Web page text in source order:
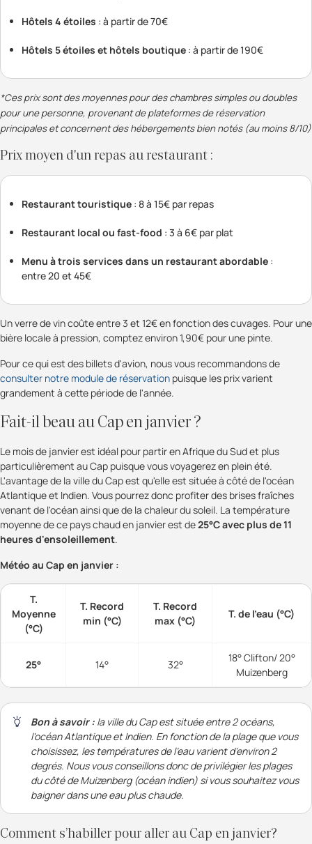
Hôtels 4 étoiles : à partir de 70€
Hôtels 5 étoiles et hôtels boutique : à partir de 190€
*Ces prix sont des moyennes pour des chambres simples ou doubles
pour une personne, provenant de plateformes de réservation
principales et concernent des hébergements bien notés (au moins 8/10)
Prix moyen d'un repas au restaurant :
Restaurant touristique : 8 à 15€ par repas
Restaurant local ou fast-food : 3 à 6€ par plat
Menu à trois services dans un restaurant abordable :
entre 20 et 45€
Un verre de vin coûte entre 3 et 12€ en fonction des cuvages. Pour une
bière locale à pression, comptez environ 1,90€ pour une pinte.
Pour ce qui est des billets d'avion, nous vous recommandons de
consulter notre module de réservation puisque les prix varient
grandement à cette période de l'année.
Fait-il beau au Cap en janvier ?
Le mois de janvier est idéal pour partir en Afrique du Sud et plus
particulièrement au Cap puisque vous voyagerez en plein été.
L'avantage de la ville du Cap est qu'elle est située à côté de l'océan
Atlantique et Indien. Vous pourrez donc profiter des brises fraîches
venant de l'océan ainsi que de la chaleur du soleil. La température
moyenne de ce pays chaud en janvier est de25°C avec plus de 11
heures d'ensoleillement.
Météo au Cap en janvier :
T.
Moyenne
(°C)
T. Record
min (°C)
T. Record
max (°C)
T. de l'eau (°C)
25° 14° 32°
18° Clifton/ 20°
Muizenberg
Bon à savoir : la ville du Cap est située entre 2 océans,
l'océan Atlantique et Indien. En fonction de la plage que vous
choisissez, les températures de l'eau varient d'environ 2
degrés. Nous vous conseillons donc de privilégier les plages
du côté de Muizenberg (océan indien) si vous souhaitez vous
baigner dans une eau plus chaude.
Comment s’habiller pour aller au Cap en janvier?